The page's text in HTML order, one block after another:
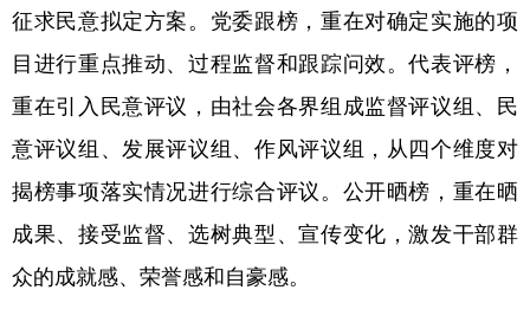
广东 广西 海南 重庆
四川 贵州 云南 西藏
陕西 甘肃 青海 宁夏
多语种频道
征求民意拟定方案。党委跟榜，重在对确定实施的项
目进行重点推动、过程监督和跟踪问效。代表评榜，
重在引入民意评议，由社会各界组成监督评议组、民
意评议组、发展评议组、作风评议组，从四个维度对
揭榜事项落实情况进行综合评议。公开晒榜，重在晒
成果、接受监督、选树典型、宣传变化，激发干部群
众的成就感、荣誉感和自豪感。